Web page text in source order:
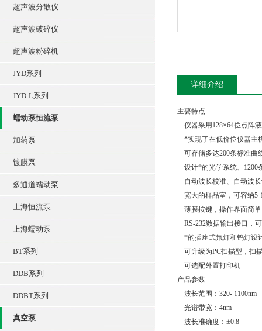
超声波分散仪
超声波破碎仪
超声波粉碎机
JYD系列
JYD-L系列
蠕动泵恒流泵
加药泵
镀膜泵
多通道蠕动泵
上海恒流泵
上海蠕动泵
BT系列
DDB系列
DDBT系列
真空泵
详细介绍
主要特点
仪器采用128×64位点阵
*实现了在低价位仪器主
可存储多达200条标准曲
设计*的光学系统、1200
自动波长校准、自动波
宽大的样品室，可容纳5-
薄膜按键，操作界面简
RS-232数据输出接口，
*的插座式氘灯和钨灯设
可升级为PC扫描型，扫
可选配外置打印机
产品参数
波长范围：320- 1100nm
光谱带宽：4nm
波长准确度：±0.8